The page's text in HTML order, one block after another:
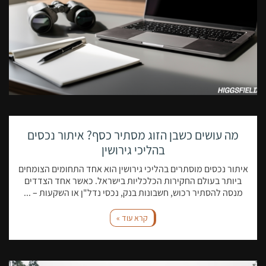
חוק עלייה והגירה
מהגרים הם אנשים שעברו ממדינה אחת לאחרת כדי לחיות ולעבוד
במדינה החדשה. דיני הגירה הם תחום מורכב ומשתנה ללא הרף, ועולים
רבים נתקלים במכשולים בניסיון לנווט בתהליך. עורכי דין להגירה
מה עושים כשבן הזוג מסתיר כסף? איתור נכסים
בהליכי גירושין
איתור נכסים מוסתרים בהליכי גירושין הוא אחד התחומים הצומחים
ביותר בעולם החקירות הכלכליות בישראל. כאשר אחד הצדדים
מנסה להסתיר רכוש, חשבונות בנק, נכסי נדל"ן או השקעות – ...
קרא עוד »